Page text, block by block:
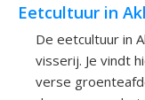
Eetcultuur in
De eetcultuur in
visserij. Je vindt
verse